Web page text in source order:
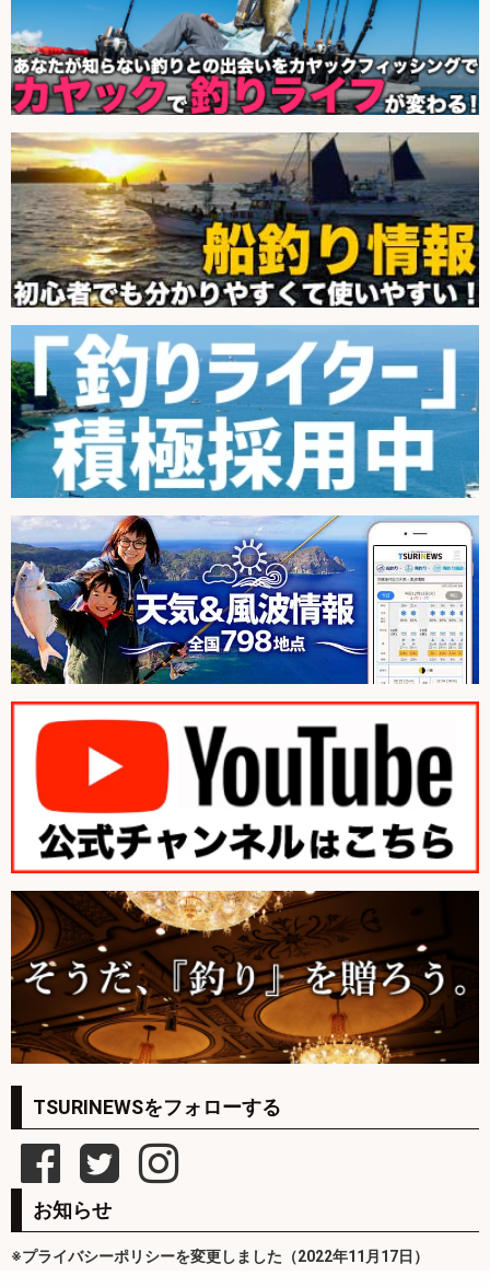
TSURINEWSをフォローする
お知らせ
※プライバシーポリシーを変更しました（2022年11月17日）